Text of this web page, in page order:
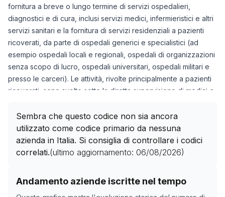
fornitura a breve o lungo termine di servizi ospedalieri,
diagnostici e di cura, inclusi servizi medici, infermieristici e altri
servizi sanitari e la fornitura di servizi residenziali a pazienti
ricoverati, da parte di ospedali generici e specialistici (ad
esempio ospedali locali e regionali, ospedali di organizzazioni
senza scopo di lucro, ospedali universitari, ospedali militari e
presso le carceri). Le attività, rivolte principalmente a pazienti
ricoverati, sono svolte sotto la diretta supervisione di medici e
attività delle strutture di laboratorio e tecniche, incluse attività
radiologiche e anestesiologiche • attività di pronto soccorso •
fornitura di servizi di sala operatoria, servizi di farmacia,
fornitura di pasti e altri servizi ospedalieri • attività di centri di
di gravidanza Questa classe include anche le attività di
Sembra che questo codice non sia ancora
utilizzato come codice primario da nessuna
azienda in Italia. Si consiglia di controllare i codici
correlati.(ultimo aggiornamento: 06/08/2026)
Andamento aziende iscritte nel tempo
Storico numero di aziende con codice ATECO
Data rilevazione